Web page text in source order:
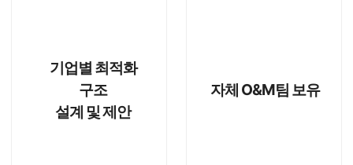
기업별 최적화
구조
설계 및 제안
자체 O&M팀 보유